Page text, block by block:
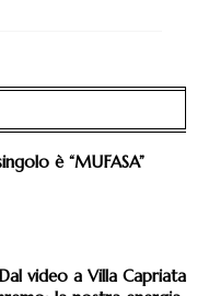
è “MUFASA”
video a Villa Capriata